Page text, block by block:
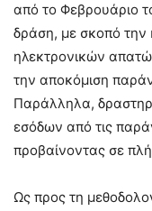
από το Φεβρουάριο
δράση, με σκοπό την
ηλεκτρονικών
την αποκόμιση
Παράλληλα,
εσόδων από τις
προβαίνοντας σε
Ως προς τη